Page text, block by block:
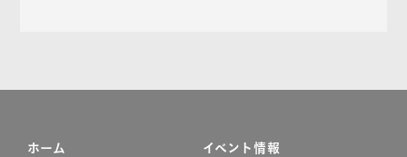
ホーム
イベント情報